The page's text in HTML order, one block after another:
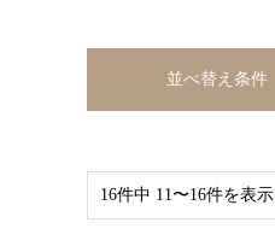
並べ替え条件
16件中 11〜16件を表示